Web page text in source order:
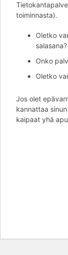
toiminnasta).
Oletko
salasana?
Onko
Oletko
Jos olet
kannattaa
kaipaat yhä